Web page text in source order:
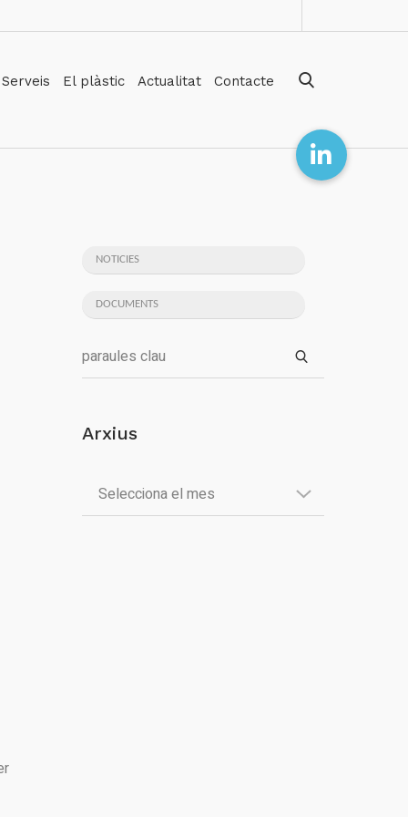
Serveis El plàstic Actualitat Contacte
NOTICIES
DOCUMENTS
Arxius